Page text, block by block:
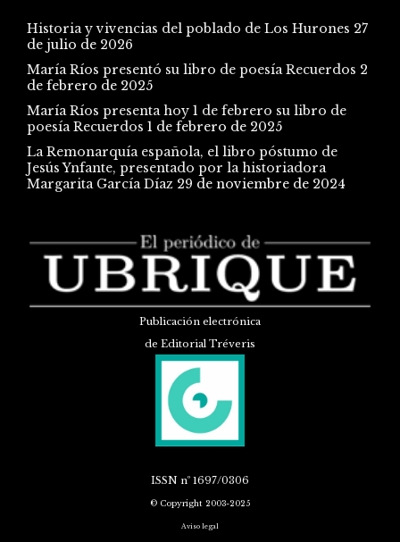
Historia y vivencias del poblado de Los Hurones 27
de julio de 2026
María Ríos presentó su libro de poesía Recuerdos 2
de febrero de 2025
María Ríos presenta hoy 1 de febrero su libro de
poesía Recuerdos 1 de febrero de 2025
La Remonarquía española, el libro póstumo de
Jesús Ynfante, presentado por la historiadora
Margarita García Díaz 29 de noviembre de 2024
Publicación electrónica
de Editorial Tréveris
ISSN nº 1697/0306
© Copyright 2003-2025
Aviso legal